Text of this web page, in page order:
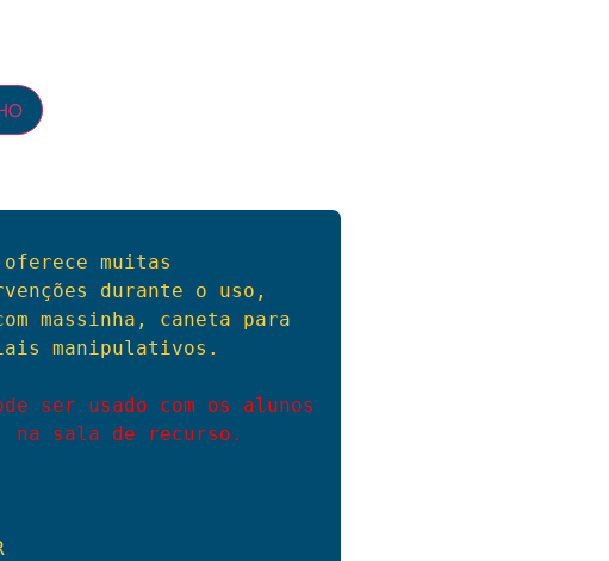
muitas
durante o uso,
massinha, caneta para
manipulativos.
ser usado com os alunos
na sala de recurso.